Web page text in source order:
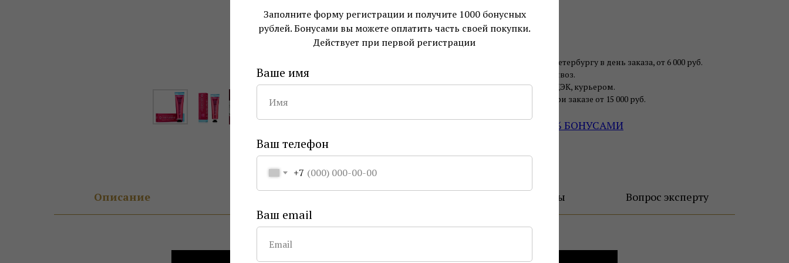
Заполните форму регистрации и получите 1000 бонусных
рублей. Бонусами вы можете оплатить часть своей покупки.
Действует при первой регистрации
Ваше имя
Ваш телефон
+7
Ваш email
– СтранаКорея
Доставка
— По Москве и Санкт-Петербургу в день заказа, от 6 000 руб.
бесплатно. Есть самовывоз.
— По России почтой, СДЭК, курьером.
Бесплатная доставка при заказе от 15 000 руб.
ОПЛАТИТЬ ДО 30% БОНУСАМИ
Описание Сертификаты Вопрос эксперту